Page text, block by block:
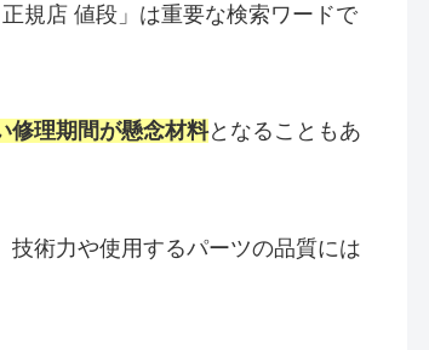
規店 値段」は重要な検索ワードで
修理期間が懸念材料となることもあ
技術力や使用するパーツの品質には